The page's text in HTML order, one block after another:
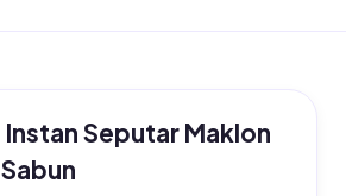
Instan Seputar Maklon